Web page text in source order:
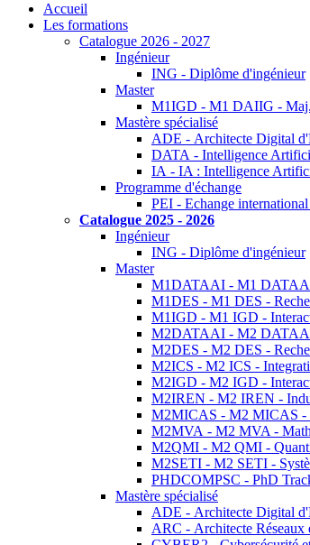
Accueil
Les formations
Catalogue 2026 - 2027
Ingénieur
ING - Diplôme d'ingénieur
Master
M1IGD - M1 DAIIG - Maj.
Mastère spécialisé
ADE - Architecte Digital
DATA - Intelligence
IA - IA : Intelligence
Programme d'échange
PEI - Echange
Catalogue 2025 - 2026
Ingénieur
ING - Diplôme d'ingénieur
Master
M1DATAAI - M1
M1DES - M1 DES -
M1IGD - M1 IGD -
M2DATAAI - M2
M2DES - M2 DES -
M2ICS - M2 ICS -
M2IGD - M2 IGD -
M2IREN - M2 IREN -
M2MICAS - M2 MICAS -
M2MVA - M2 MVA -
M2QMI - M2 QMI -
M2SETI - M2 SETI -
PHDCOMPSC - PhD
Mastère spécialisé
ADE - Architecte Digital
ARC - Architecte Réseaux